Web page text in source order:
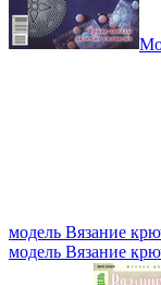
модель Вязание
модель Вязание